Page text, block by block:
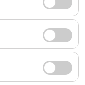
meistbesuchte
und die
anzuzeigen